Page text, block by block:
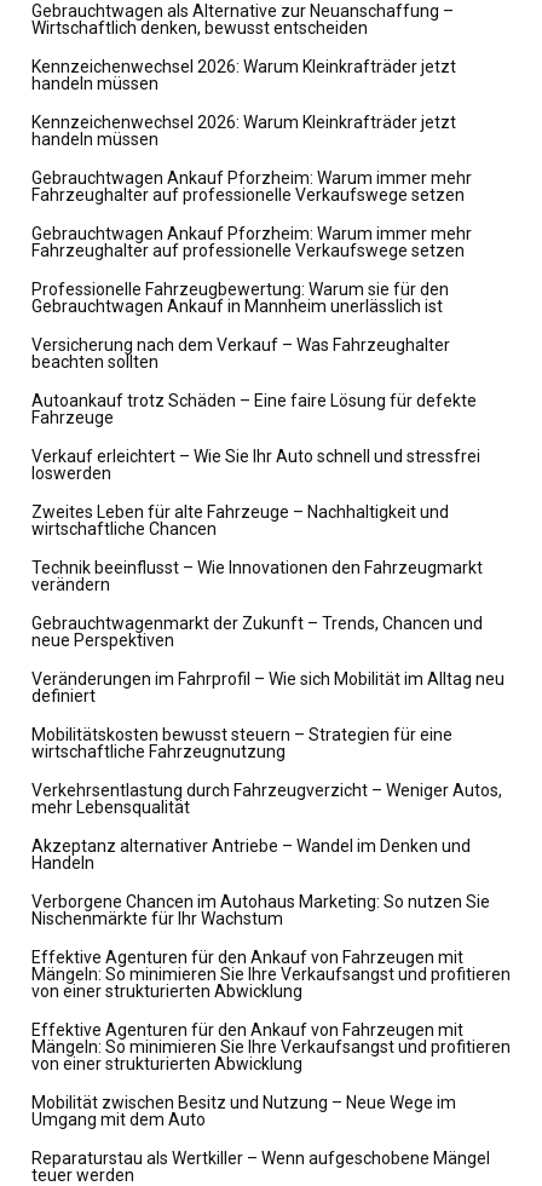
Gebrauchtwagen als Alternative zur Neuanschaffung –
Wirtschaftlich denken, bewusst entscheiden
Kennzeichenwechsel 2026: Warum Kleinkrafträder jetzt
handeln müssen
Kennzeichenwechsel 2026: Warum Kleinkrafträder jetzt
handeln müssen
Gebrauchtwagen Ankauf Pforzheim: Warum immer mehr
Fahrzeughalter auf professionelle Verkaufswege setzen
Gebrauchtwagen Ankauf Pforzheim: Warum immer mehr
Fahrzeughalter auf professionelle Verkaufswege setzen
Professionelle Fahrzeugbewertung: Warum sie für den
Gebrauchtwagen Ankauf in Mannheim unerlässlich ist
Versicherung nach dem Verkauf – Was Fahrzeughalter
beachten sollten
Autoankauf trotz Schäden – Eine faire Lösung für defekte
Fahrzeuge
Verkauf erleichtert – Wie Sie Ihr Auto schnell und stressfrei
loswerden
Zweites Leben für alte Fahrzeuge – Nachhaltigkeit und
wirtschaftliche Chancen
Technik beeinflusst – Wie Innovationen den Fahrzeugmarkt
verändern
Gebrauchtwagenmarkt der Zukunft – Trends, Chancen und
neue Perspektiven
Veränderungen im Fahrprofil – Wie sich Mobilität im Alltag neu
definiert
Mobilitätskosten bewusst steuern – Strategien für eine
wirtschaftliche Fahrzeugnutzung
Verkehrsentlastung durch Fahrzeugverzicht – Weniger Autos,
mehr Lebensqualität
Akzeptanz alternativer Antriebe – Wandel im Denken und
Handeln
Verborgene Chancen im Autohaus Marketing: So nutzen Sie
Nischenmärkte für Ihr Wachstum
Effektive Agenturen für den Ankauf von Fahrzeugen mit
Mängeln: So minimieren Sie Ihre Verkaufsangst und profitieren
von einer strukturierten Abwicklung
Effektive Agenturen für den Ankauf von Fahrzeugen mit
Mängeln: So minimieren Sie Ihre Verkaufsangst und profitieren
von einer strukturierten Abwicklung
Mobilität zwischen Besitz und Nutzung – Neue Wege im
Umgang mit dem Auto
Reparaturstau als Wertkiller – Wenn aufgeschobene Mängel
teuer werden